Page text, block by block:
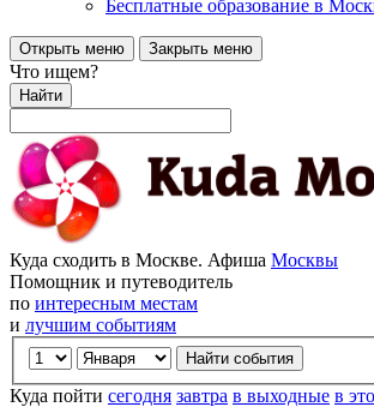
Бесплатные образование в
Открыть меню Закрыть меню
Что ищем?
Найти
Куда сходить в Москве. Афиша Москвы
Помощник и путеводитель
по интересным местам
и лучшим событиям
Куда пойти сегодня завтра в выходные в